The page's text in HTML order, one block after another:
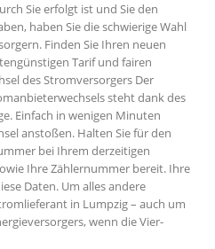
Sie erfolgt ist und Sie den
haben Sie die schwierige Wahl
Finden Sie Ihren neuen
Tarif und fairen
des Stromversorgers Der
steht dank des
Einfach in wenigen Minuten
anstoßen. Halten Sie für den
bei Ihrem derzeitigen
Ihre Zählernummer bereit. Ihre
Daten. Um alles andere
in Lumpzig – auch um
wenn die Vier-